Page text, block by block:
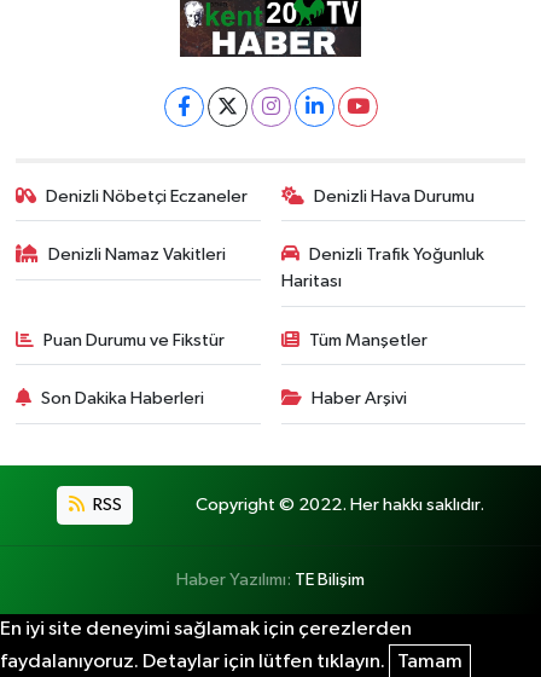
Denizli Nöbetçi Eczaneler Denizli Hava Durumu
Denizli Namaz Vakitleri
Denizli Trafik Yoğunluk
Haritası
Puan Durumu ve Fikstür Tüm Manşetler
Son Dakika Haberleri Haber Arşivi
RSS Copyright © 2022. Her hakkı saklıdır.
Haber Yazılımı: TE Bilişim
En iyi site deneyimi sağlamak için çerezlerden
faydalanıyoruz. Detaylar için lütfen tıklayın.
Tamam